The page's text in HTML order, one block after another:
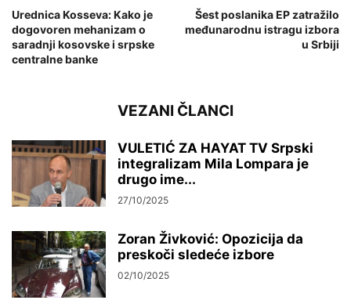
Urednica Kosseva: Kako je
dogovoren mehanizam o
saradnji kosovske i srpske
centralne banke
Šest poslanika EP zatražilo
međunarodnu istragu izbora
u Srbiji
VEZANI ČLANCI
VULETIĆ ZA HAYAT TV Srpski
integralizam Mila Lompara je
drugo ime...
27/10/2025
Zoran Živković: Opozicija da
preskoči sledeće izbore
02/10/2025